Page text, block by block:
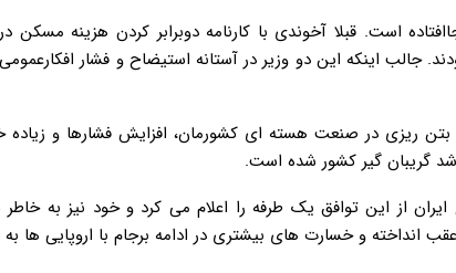
است. قبلا آخوندی با کارنامه دوبرابر کردن هزینه مسکن
جالب اینکه این دو وزیر در آستانه استیضاح و فشار
ریزی در صنعت هسته ای کشورمان، افزایش فشارها و
گریبان گیر کشور شده است.
از این توافق یک طرفه را اعلام می کرد و خود نیز به
انداخته و خسارت های بیشتری در ادامه برجام با اروپایی ها